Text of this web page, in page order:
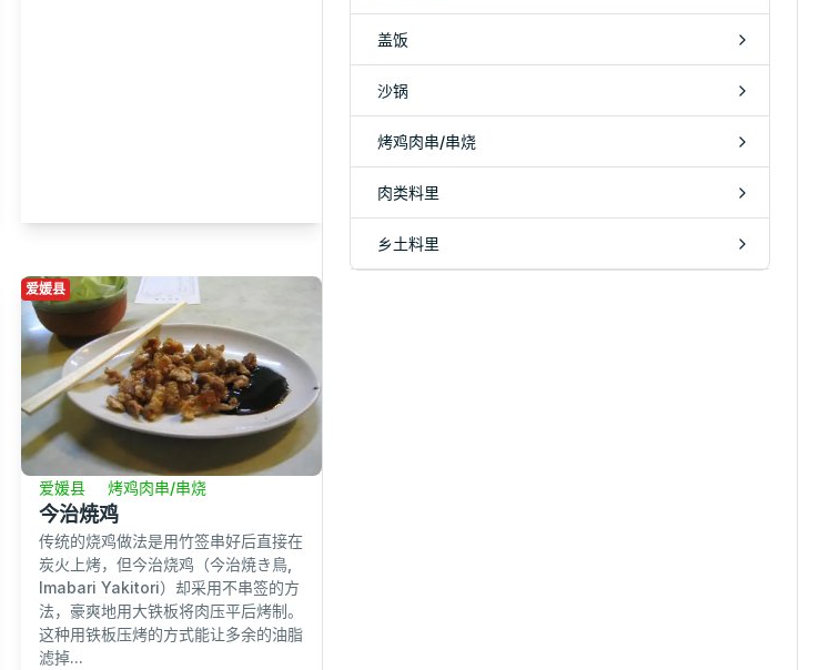
爱媛县
爱媛县 烤鸡肉串/串烧
今治焼鸡
传统的烧鸡做法是用竹签串好后直接在
炭火上烤，但今治烧鸡（今治焼き鳥,
Imabari Yakitori）却采用不串签的方
法，豪爽地用大铁板将肉压平后烤制。
这种用铁板压烤的方式能让多余的油脂
滤掉...
盖饭
沙锅
烤鸡肉串/串烧
肉类料里
乡土料里